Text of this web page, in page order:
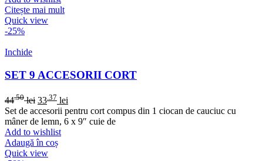
Citește mai mult
Quick view
-25%
Inchide
SET 9 ACCESORII CORT
44.50 lei 33 .37 lei
Set de accesorii pentru cort compus din 1 ciocan de cauciuc cu
mâner de lemn, 6 x 9″ cuie de
Add to wishlist
Adaugă în coș
Quick view